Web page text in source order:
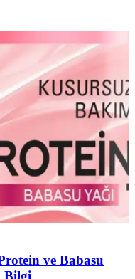
ve Babasu
Bilgi